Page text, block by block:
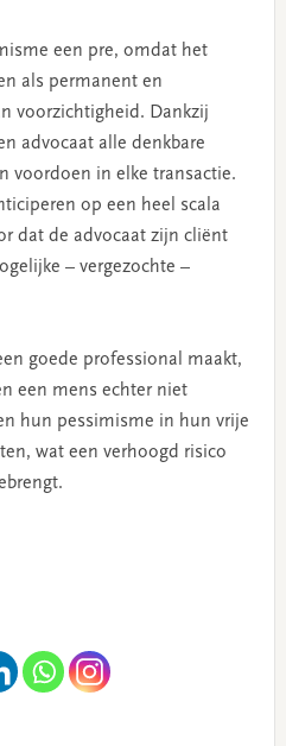
een pre, omdat het
als permanent en
voorzichtigheid. Dankzij
advocaat alle denkbare
voordoen in elke transactie.
op een heel scala
dat de advocaat zijn cliënt
– vergezochte –
goede professional maakt,
een mens echter niet
hun pessimisme in hun vrije
wat een verhoogd risico